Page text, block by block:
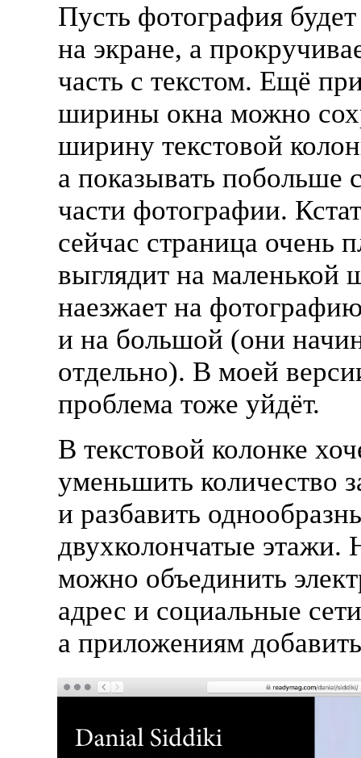
Пусть фотография будет
на экране, а
часть с текстом. Ещё
ширины окна можно
ширину текстовой
а показывать побольше
части фотографии.
сейчас страница очень
выглядит на маленькой
наезжает на
и на большой (они
отдельно). В моей
проблема тоже уйдёт.
В текстовой колонке
уменьшить количество
и разбавить
двухколончатые этажи.
можно объединить
адрес и социальные
а приложениям